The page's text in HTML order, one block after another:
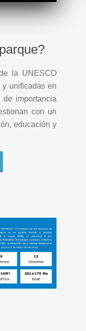
la UNESCO
unificadas en
importancia
con un
educación y